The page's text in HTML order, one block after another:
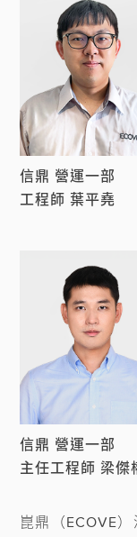
信鼎 營運一部
工程師 葉平堯
信鼎 營運一部
主任工程師 梁傑
崑鼎（ECOVE